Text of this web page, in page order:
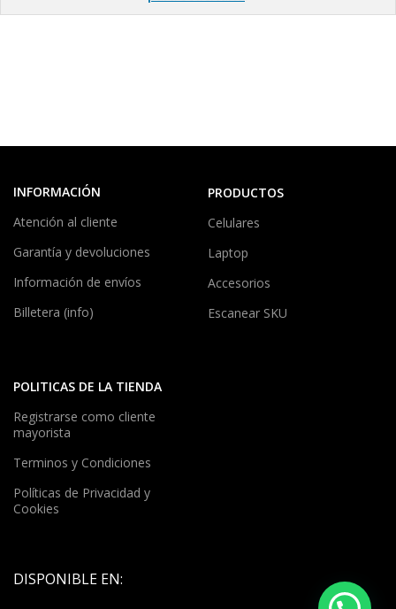
INFORMACIÓN
Atención al cliente
Garantía y devoluciones
Información de envíos
Billetera (info)
PRODUCTOS
Celulares
Laptop
Accesorios
Escanear SKU
POLITICAS DE LA TIENDA
Registrarse como cliente
mayorista
Terminos y Condiciones
Políticas de Privacidad y
Cookies
DISPONIBLE EN: